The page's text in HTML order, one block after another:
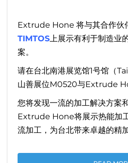
Extrude Hone 将与其合作伙
TIMTOS 上展示有利于制造业
案。
请在台北南港展览馆1号馆（
山善展位M0520与Extrude
您将发现一流的加工解决方案
Extrude Hone将展示热能加
流加工，为台北带来卓越的精